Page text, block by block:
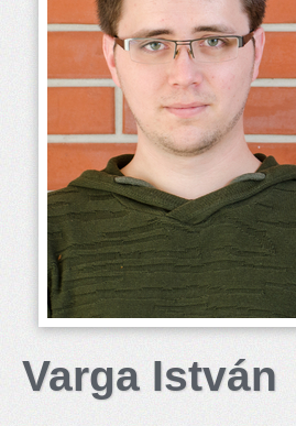
GALÉRIA
KAPCSOLAT
Varga István